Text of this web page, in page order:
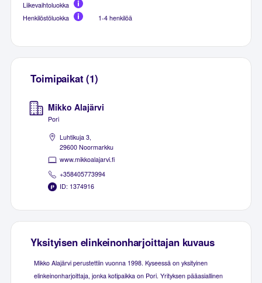
Liikevaihtoluokka
Henkilöstöluokka
1-4 henkilöä
Toimipaikat (1)
Mikko Alajärvi
Pori
Luhtikuja 3,
29600 Noormarkku
www.mikkoalajarvi.fi
+358405773994
ID: 1374916
Yksityisen elinkeinonharjoittajan kuvaus
Mikko Alajärvi perustettiin vuonna 1998. Kyseessä on yksityinen
elinkeinonharjoittaja, jonka kotipaikka on Pori. Yrityksen pääasiallinen